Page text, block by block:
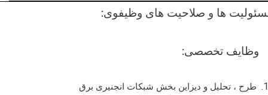
ها و صلاحیت های وظیفوی:
وظایف تخصصی:
طرح ، تحلیل و دیزاین بخش شبکات انجنیری برق